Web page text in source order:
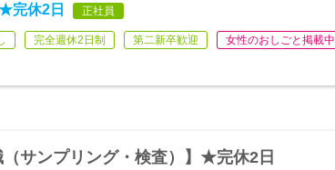
完休2日 正社員
完全週休2日制 第二新卒歓迎 女性のおしごと掲載中
サンプリング・検査）】★完休2日